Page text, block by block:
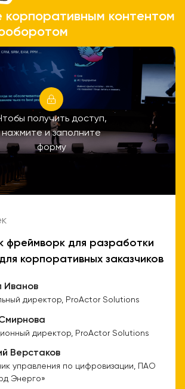
корпоративным контентом
получить доступ,
нажмите и заполните
форму
фреймворк для разработки
корпоративных заказчиков
Иванов
директор, ProActor Solutions
директор, ProActor Solutions
Верстаков
управления по цифровизации, ПАО
Энерго»